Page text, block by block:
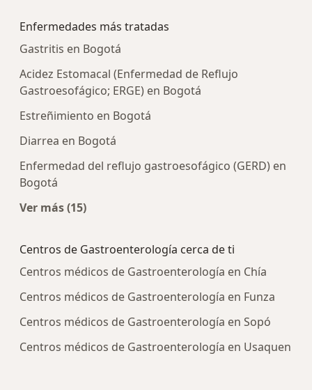
Enfermedades más tratadas
Gastritis en Bogotá
Acidez Estomacal (Enfermedad de Reflujo
Gastroesofágico; ERGE) en Bogotá
Estreñimiento en Bogotá
Diarrea en Bogotá
Enfermedad del reflujo gastroesofágico (GERD) en
Bogotá
Ver más (15)
Centros de Gastroenterología cerca de ti
Centros médicos de Gastroenterología en Chía
Centros médicos de Gastroenterología en Funza
Centros médicos de Gastroenterología en Sopó
Centros médicos de Gastroenterología en Usaquen